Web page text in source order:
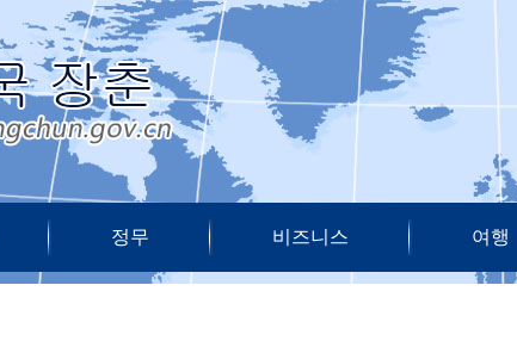
정무 비즈니스 여행